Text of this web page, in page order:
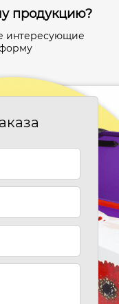
продукцию?
интересующие